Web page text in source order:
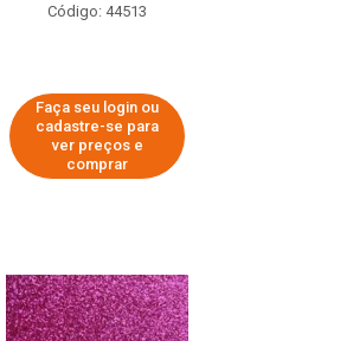
Código: 44513
Faça seu login ou
cadastre-se para
ver preços e
comprar